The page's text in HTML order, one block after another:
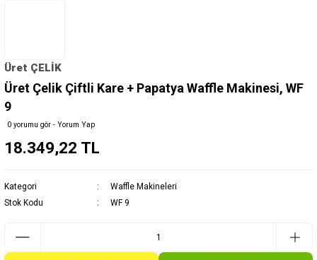
Üret ÇELİK
Üret Çelik Çiftli Kare + Papatya Waffle Makinesi, WF
9
0 yorumu gör - Yorum Yap
18.349,22 TL
Kategori
Waffle Makineleri
Stok Kodu
WF 9